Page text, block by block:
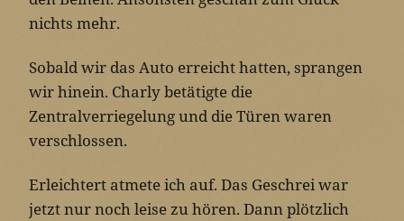
nichts mehr.
Sobald wir das Auto erreicht hatten, sprangen
wir hinein. Charly betätigte die
Zentralverriegelung und die Türen waren
verschlossen.
Erleichtert atmete ich auf. Das Geschrei war
jetzt nur noch leise zu hören. Dann plötzlich